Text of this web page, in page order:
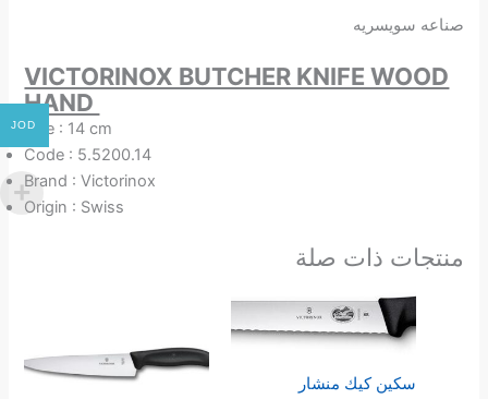
صناعه سويسريه
VICTORINOX BUTCHER KNIFE WOOD
HAND
Size : 14 cm
Code : 5.5200.14
Brand : Victorinox
Origin : Swiss
منتجات ذات صلة
سكين كيك منشار
JOD